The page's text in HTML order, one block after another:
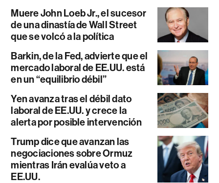
Muere John Loeb Jr., el sucesor
de una dinastía de Wall Street
que se volcó a la política
Barkin, de la Fed, advierte que el
mercado laboral de EE.UU. está
en un “equilibrio débil”
Yen avanza tras el débil dato
laboral de EE.UU. y crece la
alerta por posible intervención
Trump dice que avanzan las
negociaciones sobre Ormuz
mientras Irán evalúa veto a
EE.UU.